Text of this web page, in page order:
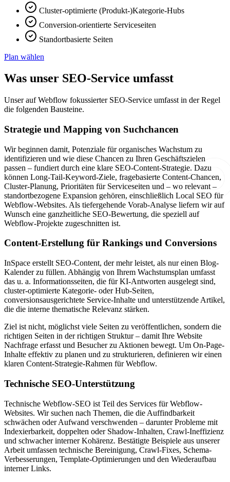
Cluster-optimierte (Produkt-)Kategorie-Hubs
Conversion-orientierte Serviceseiten
Standortbasierte Seiten
Plan wählen
Was unser SEO-Service umfasst
Unser auf Webflow fokussierter SEO-Service umfasst in der Regel
die folgenden Bausteine.
Strategie und Mapping von Suchchancen
Wir beginnen damit, Potenziale für organisches Wachstum zu
identifizieren und wie diese Chancen zu Ihren Geschäftszielen
passen – fundiert durch eine klare SEO-Content-Strategie. Dazu
können Long-Tail-Keyword-Ziele, fragebasierte Content-Chancen,
Cluster-Planung, Prioritäten für Serviceseiten und – wo relevant –
standortbezogene Expansion gehören, einschließlich Local SEO für
Webflow-Websites. Als tiefergehende Vorab-Analyse liefern wir auf
Wunsch eine ganzheitliche SEO-Bewertung, die speziell auf
Webflow-Projekte zugeschnitten ist.
Content-Erstellung für Rankings und Conversions
InSpace erstellt SEO-Content, der mehr leistet, als nur einen Blog-
Kalender zu füllen. Abhängig von Ihrem Wachstumsplan umfasst
das u. a. Informationsseiten, die für KI-Antworten ausgelegt sind,
cluster-optimierte Kategorie- oder Hub-Seiten,
conversionsausgerichtete Service-Inhalte und unterstützende Artikel,
die die interne thematische Relevanz stärken.
Ziel ist nicht, möglichst viele Seiten zu veröffentlichen, sondern die
richtigen Seiten in der richtigen Struktur – damit Ihre Website
Nachfrage erfasst und Besucher zu Aktionen bewegt. Um On-Page-
Inhalte effektiv zu planen und zu strukturieren, definieren wir einen
klaren Content-Strategie-Rahmen für Webflow.
Technische SEO-Unterstützung
Technische Webflow-SEO ist Teil des Services für Webflow-
Websites. Wir suchen nach Themen, die die Auffindbarkeit
schwächen oder Aufwand verschwenden – darunter Probleme mit
Indexierbarkeit, doppelten oder Shadow-Inhalten, Crawl-Ineffizienz
und schwacher interner Kohärenz. Bestätigte Beispiele aus unserer
Arbeit umfassen technische Bereinigung, Crawl-Fixes, Schema-
Verbesserungen, Template-Optimierungen und den Wiederaufbau
interner Links.